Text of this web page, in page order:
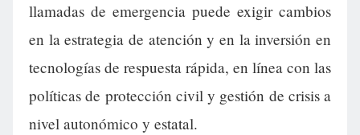
llamadas de emergencia puede exigir cambios
en la estrategia de atención y en la inversión en
tecnologías de respuesta rápida, en línea con las
políticas de protección civil y gestión de crisis a
nivel autonómico y estatal.